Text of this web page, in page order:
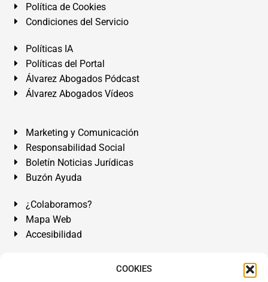
COOKIES
Política de Cookies
Condiciones del Servicio
Políticas IA
Políticas del Portal
Álvarez Abogados Pódcast
Álvarez Abogados Vídeos
Marketing y Comunicación
Responsabilidad Social
Boletín Noticias Jurídicas
Buzón Ayuda
¿Colaboramos?
Mapa Web
Accesibilidad
Álvarez Abogados Tenerife:Calle Teobaldo Power Nº 7,